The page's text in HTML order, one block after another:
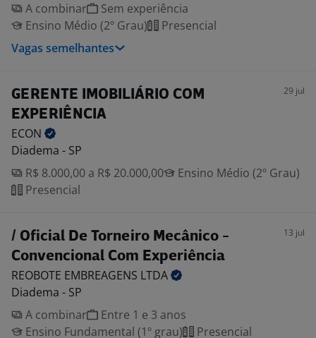
A combinar
Sem experiência
Ensino Médio (2º Grau)
Presencial
Vagas semelhantes
GERENTE IMOBILIÁRIO COM
EXPERIÊNCIA
29 jul
ECON
Diadema - SP
R$ 8.000,00 a R$ 20.000,00
Ensino Médio (2º Grau)
Presencial
/ Oficial De Torneiro Mecânico -
Convencional Com Experiência
13 jul
REOBOTE EMBREAGENS LTDA
Diadema - SP
A combinar
Entre 1 e 3 anos
Ensino Fundamental (1º grau)
Presencial